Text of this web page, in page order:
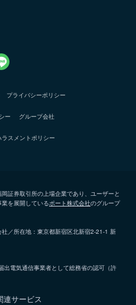
プライバシーポリシー
ー グループ会社
スメントポリシー
証券取引所の上場企業であり、ユーザーと
を展開しているポート株式会社のグループ
／所在地：東京都新宿区北新宿2-21-1 新
出電気通信事業者として総務省の認可（許